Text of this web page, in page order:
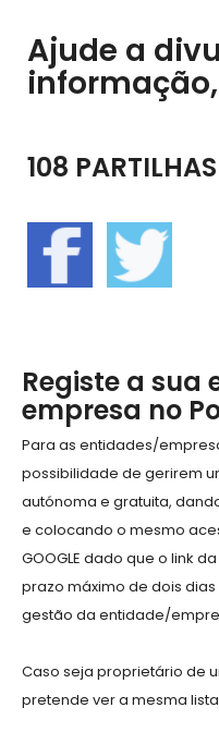
Ajude a
108
Registe a sua
empresa no
Para as entidades/
possibilidade de gerirem
autónoma e gratuita,
e colocando o mesmo
GOOGLE dado que o link
prazo máximo de dois
gestão da entidade/
Caso seja proprietário de
pretende ver a mesma